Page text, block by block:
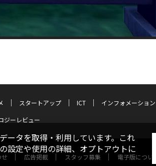
スタートアップ ICT
インフォメーション
ジーレビュー
広告掲載 スタッフ募集 電子版について
ータを取得・利用しています。これ
設定や使用の詳細、オプトアウトに